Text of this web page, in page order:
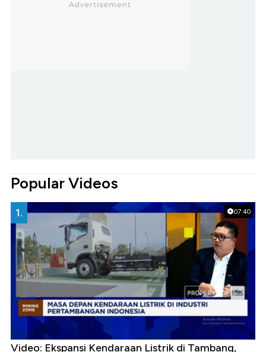
Popular Videos
07:40
1.
Video: Ekspansi Kendaraan Listrik di Tambang,